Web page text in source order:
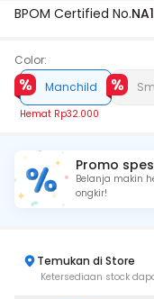
BPOM Certified No.
Color:
Manchild
Hemat Rp32.000
Promo
Belanja makin
ongkir!
Temukan di Store
Ketersediaan stock